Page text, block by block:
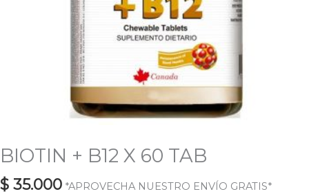
BIOTIN + B12 X 60 TAB
$ 35.000 *APROVECHA NUESTRO ENVÍO GRATIS*